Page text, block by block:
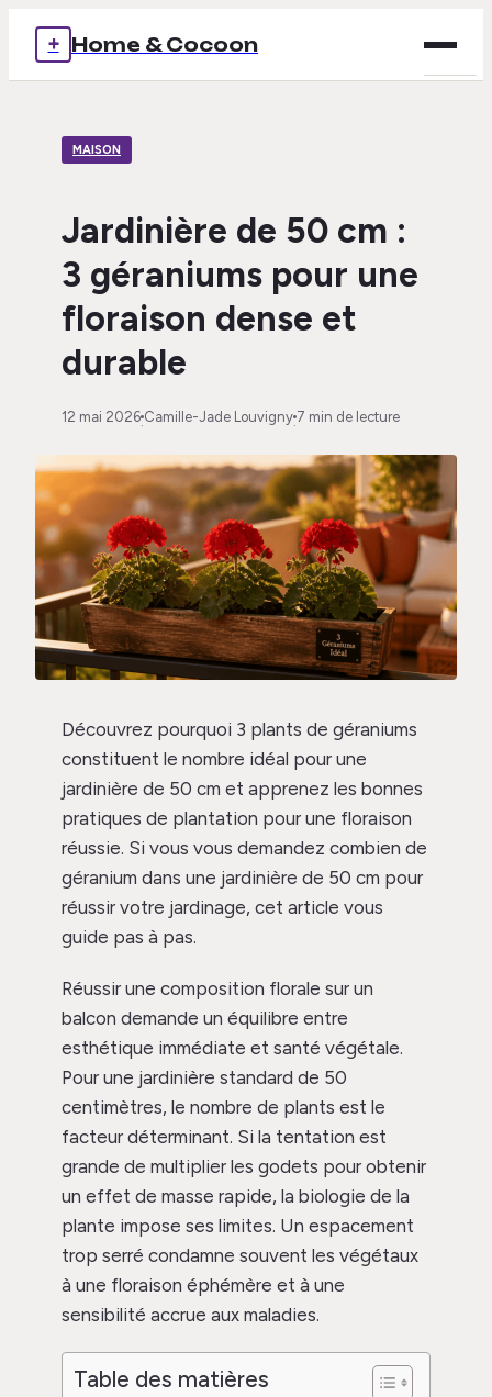
+ Home & Cocoon
MAISON
Jardinière de 50 cm :
3 géraniums pour une
floraison dense et
durable
12 mai 2026
·
Camille-Jade Louvigny
·
7 min de lecture
Découvrez pourquoi 3 plants de géraniums
constituent le nombre idéal pour une
jardinière de 50 cm et apprenez les bonnes
pratiques de plantation pour une floraison
réussie. Si vous vous demandez combien de
géranium dans une jardinière de 50 cm pour
réussir votre jardinage, cet article vous
guide pas à pas.
Réussir une composition florale sur un
balcon demande un équilibre entre
esthétique immédiate et santé végétale.
Pour une jardinière standard de 50
centimètres, le nombre de plants est le
facteur déterminant. Si la tentation est
grande de multiplier les godets pour obtenir
un effet de masse rapide, la biologie de la
plante impose ses limites. Un espacement
trop serré condamne souvent les végétaux
à une floraison éphémère et à une
sensibilité accrue aux maladies.
Table des matières